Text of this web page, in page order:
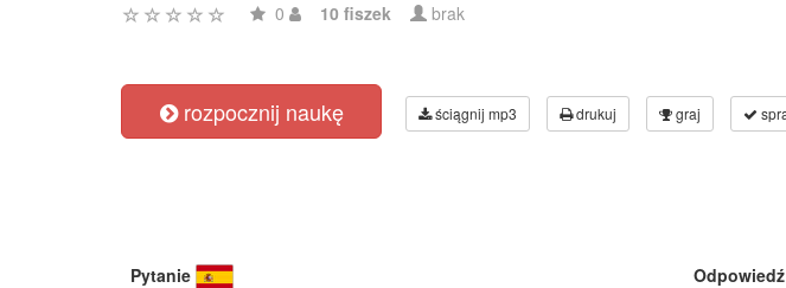
0 10 fiszek brak
rozpocznij naukę ściągnij mp3 drukuj graj
Pytanie Odpowiedź